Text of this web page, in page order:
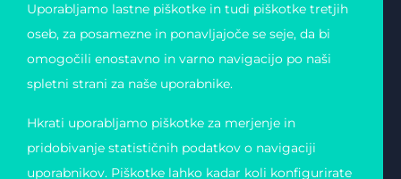
SLOVENIJE
Zvezda 19
Slovenija
Matična številka:
4123026000
Davčna številka: 11823739
podatkov
Piškotki
Uporabljamo lastne piškotke in tudi piškotke tretjih
oseb, za posamezne in ponavljajoče se seje, da bi
omogočili enostavno in varno navigacijo po naši
spletni strani za naše uporabnike.
Hkrati uporabljamo piškotke za merjenje in
pridobivanje statističnih podatkov o navigaciji
uporabnikov. Piškotke lahko kadar koli konfigurirate